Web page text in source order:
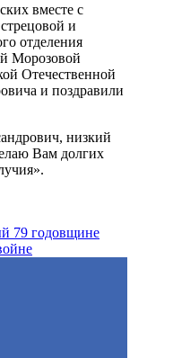
вместе с
и
отделения
Морозовой
Отечественной
и поздравили
низкий
Вам долгих
79 годовщине